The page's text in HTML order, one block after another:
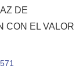
DE
CON EL VALOR